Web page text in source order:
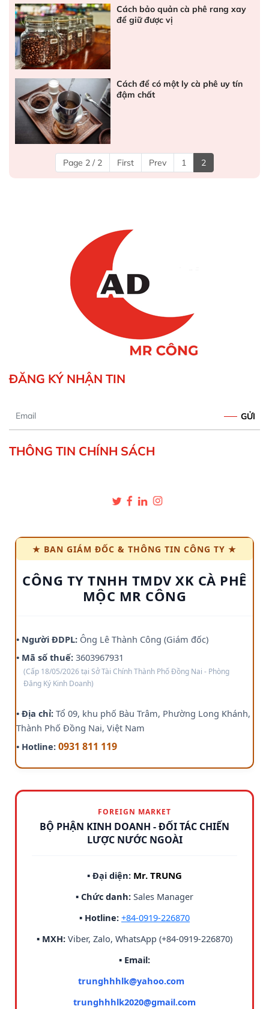
Cách bảo quản cà phê rang xay
để giữ được vị
Cách để có một ly cà phê uy tín
đậm chất
Page 2 / 2 First Prev 1 2
ĐĂNG KÝ NHẬN TIN
Email
THÔNG TIN CHÍNH SÁCH
★ BAN GIÁM ĐỐC & THÔNG TIN CÔNG TY ★
CÔNG TY TNHH TMDV XK CÀ PHÊ
MỘC MR CÔNG
• Người ĐDPL: Ông Lê Thành Công (Giám đốc)
• Mã số thuế: 3603967931
(Cấp 18/05/2026 tại Sở Tài Chính Thành Phố Đồng Nai - Phòng
Đăng Ký Kinh Doanh)
• Địa chỉ: Tổ 09, khu phố Bàu Trâm, Phường Long Khánh,
Thành Phố Đồng Nai, Việt Nam
• Hotline: 0931 811 119
FOREIGN MARKET
BỘ PHẬN KINH DOANH - ĐỐI TÁC CHIẾN
LƯỢC NƯỚC NGOÀI
▪ Đại diện: Mr. TRUNG
▪ Chức danh: Sales Manager
▪ Hotline: +84-0919-226870
▪ MXH: Viber, Zalo, WhatsApp (+84-0919-226870)
▪ Email:
trunghhhlk@yahoo.com
trunghhhlk2020@gmail.com